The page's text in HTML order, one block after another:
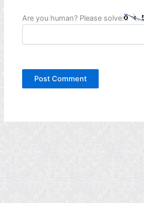
Are you human? Please solve: